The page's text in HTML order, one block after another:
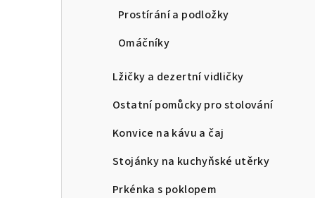
Prostírání a podložky
Omáčníky
Lžičky a dezertní vidličky
Ostatní pomůcky pro stolování
Konvice na kávu a čaj
Stojánky na kuchyňské utěrky
Prkénka s poklopem